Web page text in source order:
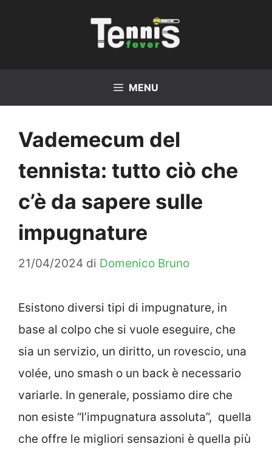
MENU
Vademecum del
tennista: tutto ciò che
c’è da sapere sulle
impugnature
21/04/2024 di Domenico Bruno
Esistono diversi tipi di impugnature, in
base al colpo che si vuole eseguire, che
sia un servizio, un diritto, un rovescio, una
volée, uno smash o un back è necessario
variarle. In generale, possiamo dire che
non esiste “l’impugnatura assoluta”, quella
che offre le migliori sensazioni è quella più